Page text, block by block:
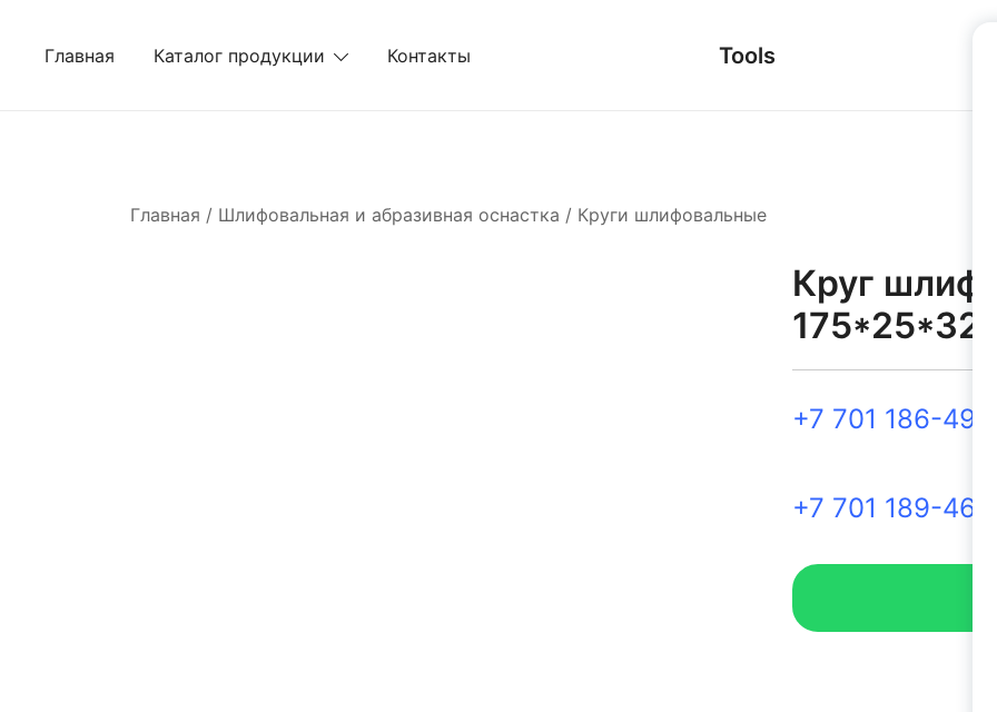
Главная Каталог продукции Контакты Tools
Главная / Шлифовальная и абразивная оснастка / Круги шлифовальные
Круг
175*25*32
+7 701 186-49-
+7 701 189-46-